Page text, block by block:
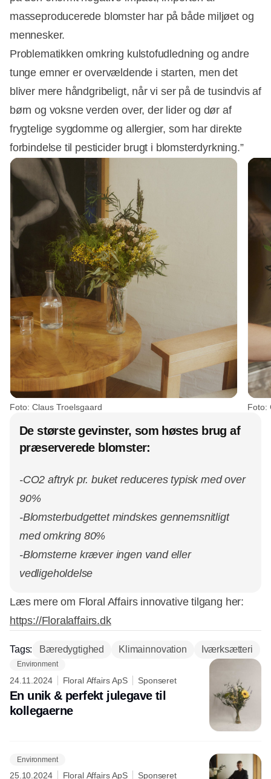
masseproducerede blomster har på både miljøet og
mennesker.
Problematikken omkring kulstofudledning og andre
tunge emner er overvældende i starten, men det
bliver mere håndgribeligt, når vi ser på de tusindvis af
børn og voksne verden over, der lider og dør af
frygtelige sygdomme og allergier, som har direkte
forbindelse til pesticider brugt i blomsterdyrkning.”
Foto: Claus Troelsgaard Foto:
De største gevinster, som høstes brug af
præserverede blomster:
-CO2 aftryk pr. buket reduceres typisk med over
90%
-Blomsterbudgettet mindskes gennemsnitligt
med omkring 80%
-Blomsterne kræver ingen vand eller
vedligeholdelse
Læs mere om Floral Affairs innovative tilgang her:
https://Floralaffairs.dk
Tags: Bæredygtighed Klimainnovation Iværksætteri
Environment
24.11.2024 Floral Affairs ApS Sponseret
En unik & perfekt julegave til
kollegaerne
Environment
25.10.2024 Floral Affairs ApS Sponseret